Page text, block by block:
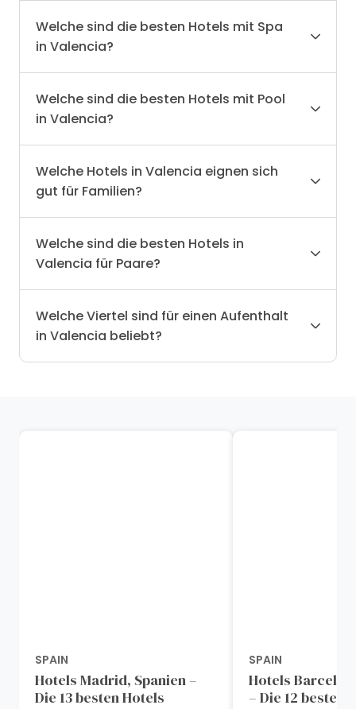
Welche sind die besten Hotels mit Spa
in Valencia?
Welche sind die besten Hotels mit Pool
in Valencia?
Welche Hotels in Valencia eignen sich
gut für Familien?
Welche sind die besten Hotels in
Valencia für Paare?
Welche Viertel sind für einen Aufenthalt
in Valencia beliebt?
SPAIN
Hotels Madrid, Spanien –
Die 13 besten Hotels
SPAIN
Hotels
– Die 12 besten